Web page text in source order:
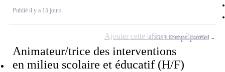
Publié il y a 15 jours
Animateur/trice des interventions
en milieu scolaire et éducatif (H/F)
CDDTemps partiel
Ajouter cette offre à ma sélection